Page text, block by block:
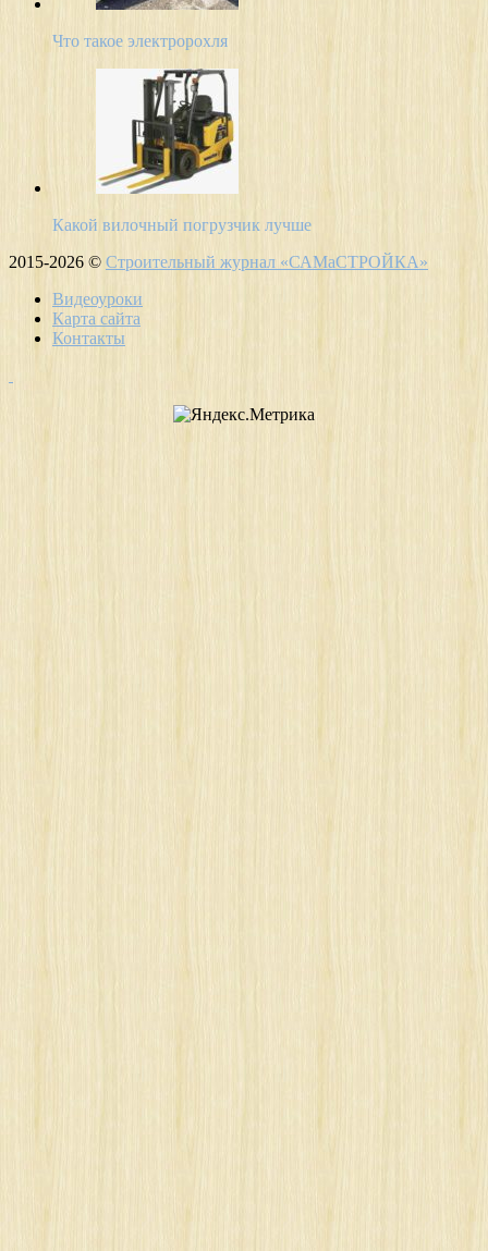
Что такое электророхля
Какой вилочный погрузчик лучше
2015-2026 © Строительный журнал «САМаСТРОЙКА»
Видеоуроки
Карта сайта
Контакты